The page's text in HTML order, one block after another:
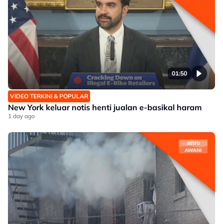
01:50
VIDEO TERKINI & POPULAR
New York keluar notis henti jualan e-basikal haram
1 day ago